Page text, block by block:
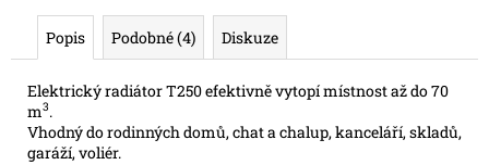
Popis Podobné (4) Diskuze
Elektrický radiátor T250 efektivně vytopí místnost až do 70
m3.
Vhodný do rodinných domů, chat a chalup, kanceláří, skladů,
garáží, voliér.